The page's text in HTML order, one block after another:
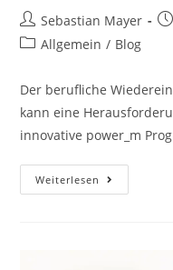
Sebastian Mayer
Allgemein / Blog
Der berufliche
kann eine
innovative power_m
Weiterlesen